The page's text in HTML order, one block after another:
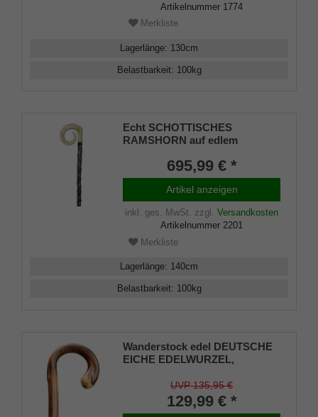
Artikelnummer 1774
Merkliste
Lagerlänge: 130cm
Belastbarkeit: 100kg
Echt SCHOTTISCHES
RAMSHORN auf edlem
695,99 € *
Artikel anzeigen
inkl. ges. MwSt. zzgl. Versandkosten
Artikelnummer 2201
Merkliste
Lagerlänge: 140cm
Belastbarkeit: 100kg
Wanderstock edel DEUTSCHE
EICHE EDELWURZEL,
deutschem Eichenholz,
handgeschliffene Wurzel,
Bergstockspitze, Jeder ein
UVP 135,95 €
129,99 € *